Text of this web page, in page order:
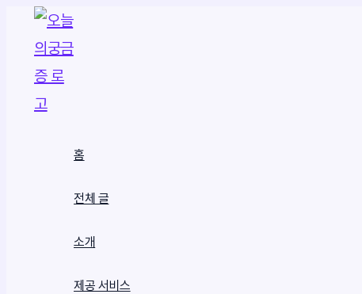
홈
전체 글
소개
제공 서비스